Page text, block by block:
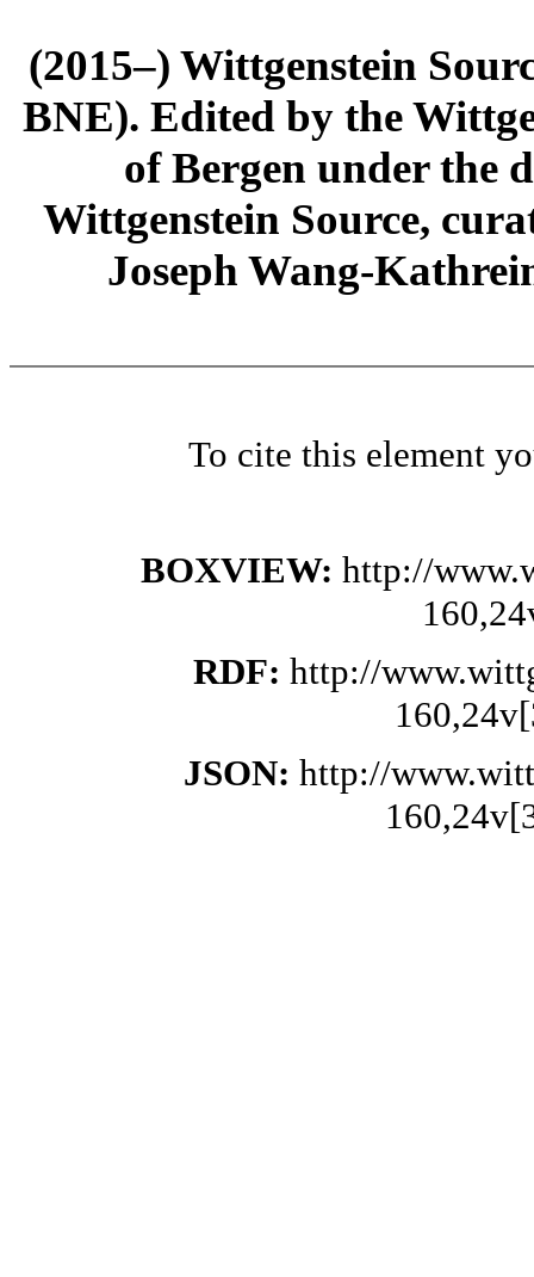
(2015–) Wittgenstein
BNE). Edited by the
of Bergen under the
Wittgenstein Source,
Joseph Wang-
To cite this element
BOXVIEW: http://
RDF: http://
JSON: http://